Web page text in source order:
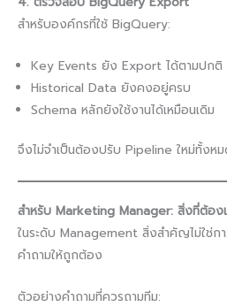
สำหรับองค์กรที่ใช้ BigQuery:
Key Events ยัง Export ได้ตามปกติ
Historical Data ยังคงอยู่ครบ
Schema หลักยังใช้งานได้เหมือนเดิม
จึงไม่จำเป็นต้องปรับ Pipeline ใหม่ทั้งห
สำหรับ Marketing Manager: สิ่งที่ต้อง
ในระดับ Management สิ่งสำคัญไม่ใช่
คำถามให้ถูกต้อง
ตัวอย่างคำถามที่ควรถามทีม: